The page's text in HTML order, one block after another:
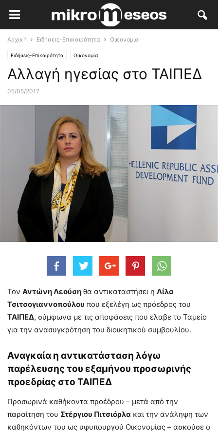
Αρχική Ειδήσεις-Επικαιρότητα Οικονομία
Ειδήσεις-Επικαιρότητα Οικονομία
Αλλαγή ηγεσίας στο ΤΑΙΠΕΔ
05/05/2017
Τον Αντώνη Λεούση θα αντικαταστήσει η Λίλα
Τσιτσογιαννοπούλου που εξελέγη ως πρόεδρος του
ΤΑΙΠΕΔ, σύμφωνα με τις αποφάσεις που έλαβε το Ταμείο
για την ανασυγκρότηση του διοικητικού συμβουλίου.
Αναγκαία η αντικατάσταση λόγω
παρέλευσης του εξαμήνου προσωρινής
προεδρίας στο ΤΑΙΠΕΔ
Προσωρινά καθήκοντα προέδρου – μετά από την
παραίτηση του Στέργιου Πιτσιόρλα και την ανάληψη των
καθηκόντων του ως υφυπουργού Οικονομίας – ασκούσε ο